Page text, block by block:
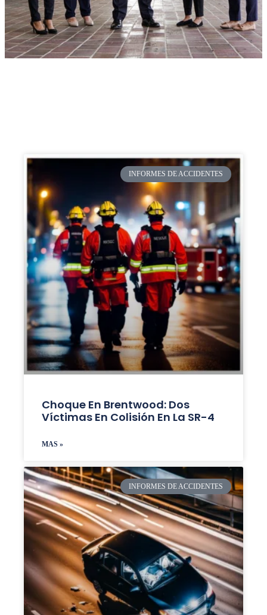
INFORMES DE ACCIDENTES
Choque En Brentwood: Dos
Víctimas En Colisión En La SR-4
MAS »
INFORMES DE ACCIDENTES